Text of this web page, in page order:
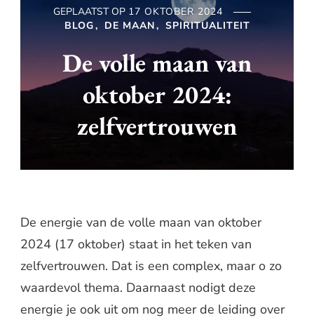
GEPLAATST OP 17 OKTOBER 2024
BLOG
DE MAAN SPIRITUALITEIT
De volle maan van
oktober 2024:
zelfvertrouwen
De energie van de volle maan van oktober
2024 (17 oktober) staat in het teken van
zelfvertrouwen. Dat is een complex, maar o zo
waardevol thema. Daarnaast nodigt deze
energie je ook uit om nog meer de leiding over